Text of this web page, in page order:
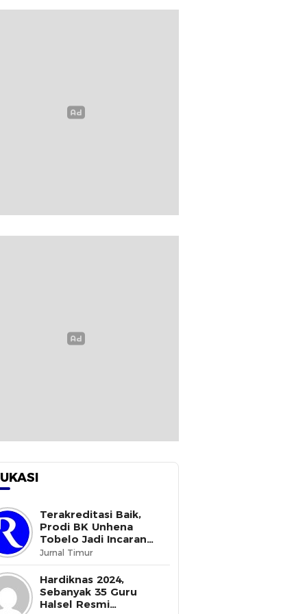
Terakreditasi Baik,
Prodi BK Unhena
Tobelo Jadi Incaran
Mahasiswa Baru
Jurnal Timur
Hardiknas 2024,
Sebanyak 35 Guru
Halsel Resmi